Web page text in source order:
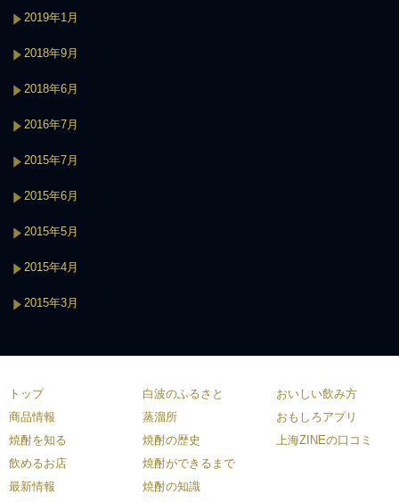
2019年1月
2018年9月
2018年6月
2016年7月
2015年7月
2015年6月
2015年5月
2015年4月
2015年3月
トップ
商品情報
焼酎を知る
飲めるお店
最新情報
白波のふるさと
蒸溜所
焼酎の歴史
焼酎ができるまで
焼酎の知識
おいしい飲み方
おもしろアプリ
上海ZINEの口コミ